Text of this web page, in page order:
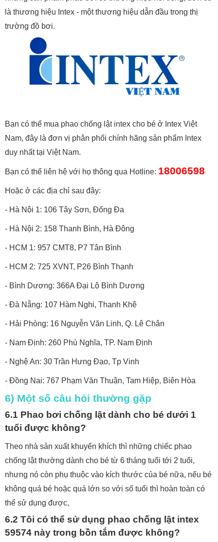
là thương hiệu Intex - một thương hiệu dẫn đầu trong thị
trường đồ bơi.
Bạn có thể mua phao chống lật intex cho bé ở Intex Việt
Nam, đây là đơn vị phân phối chính hãng sản phẩm Intex
duy nhất tại Việt Nam.
Bạn có thể liên hệ với họ thông qua Hotline: 18006598
Hoặc ở các địa chỉ sau đây:
- Hà Nội 1: 106 Tây Sơn, Đống Đa
- Hà Nội 2: 158 Thanh Bình, Hà Đông
- HCM 1: 957 CMT8, P7 Tân Bình
- HCM 2: 725 XVNT, P26 Bình Thạnh
- Bình Dương: 366A Đại Lộ Bình Dương
- Đà Nẵng: 107 Hàm Nghi, Thanh Khê
- Hải Phòng: 16 Nguyễn Văn Linh, Q. Lê Chân
- Nam Định: 260 Phù Nghĩa, TP. Nam Định
- Nghệ An: 30 Trần Hưng Đạo, Tp Vinh
- Đồng Nai: 767 Phạm Văn Thuận, Tam Hiệp, Biên Hòa
6) Một số câu hỏi thường gặp
6.1 Phao bơi chống lật dành cho bé dưới 1
tuổi được không?
Theo nhà sản xuất khuyến khích thì những chiếc phao
chống lật thường dành cho bé từ 6 tháng tuổi tới 2 tuổi,
nhưng nó còn phụ thuộc vào kích thước của bé nữa, nếu bé
không quá bé hoặc quá lớn so với số tuổi thì hoàn toàn có
thể sử dụng được,
6.2 Tôi có thể sử dụng phao chống lật intex
59574 này trong bồn tắm được không?